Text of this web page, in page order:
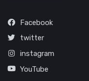
Facebook
twitter
instagram
YouTube